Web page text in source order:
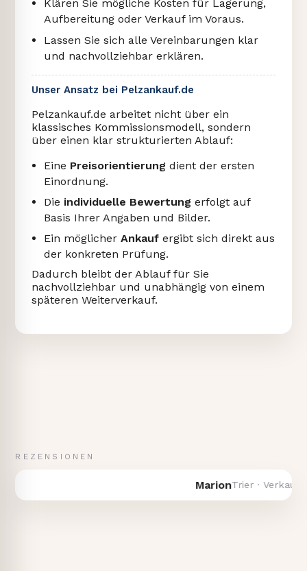
Klären Sie mögliche Kosten für Lagerung,
Aufbereitung oder Verkauf im Voraus.
Lassen Sie sich alle Vereinbarungen klar
und nachvollziehbar erklären.
Unser Ansatz bei Pelzankauf.de
Pelzankauf.de arbeitet nicht über ein
klassisches Kommissionsmodell, sondern
über einen klar strukturierten Ablauf:
Eine Preisorientierung dient der ersten
Einordnung.
Die individuelle Bewertung erfolgt auf
Basis Ihrer Angaben und Bilder.
Ein möglicher Ankauf ergibt sich direkt aus
der konkreten Prüfung.
Dadurch bleibt der Ablauf für Sie
nachvollziehbar und unabhängig von einem
späteren Weiterverkauf.
REZENSIONEN
MarionTrier · Verkauf vom